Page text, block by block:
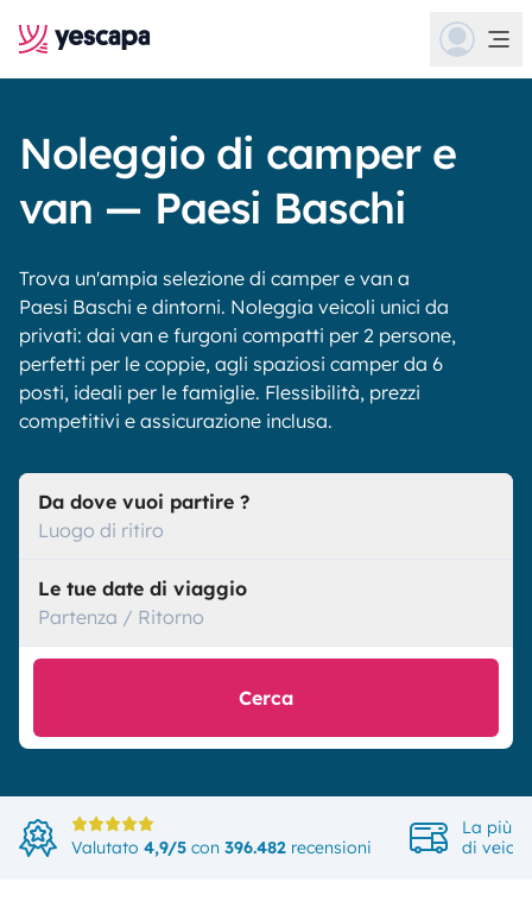
Noleggio di camper e
van — Paesi Baschi
Trova un'ampia selezione di camper e van a
Paesi Baschi e dintorni. Noleggia veicoli unici da
privati: dai van e furgoni compatti per 2 persone,
perfetti per le coppie, agli spaziosi camper da 6
posti, ideali per le famiglie. Flessibilità, prezzi
competitivi e assicurazione inclusa.
Da dove vuoi partire ?
Luogo di ritiro
Le tue date di viaggio
Partenza / Ritorno
Cerca
Valutato 4,9/5 con 396.482 recensioni
La più
di